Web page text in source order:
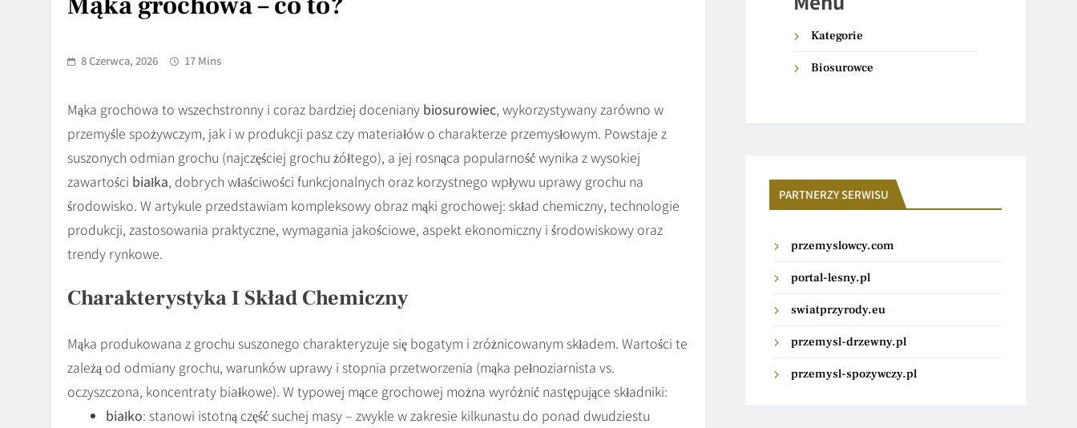
8 Czerwca, 2026 17 Mins
Mąka grochowa to wszechstronny i coraz bardziej doceniany biosurowiec, wykorzystywany zarówno w
przemyśle spożywczym, jak i w produkcji pasz czy materiałów o charakterze przemysłowym. Powstaje z
suszonych odmian grochu (najczęściej grochu żółtego), a jej rosnąca popularność wynika z wysokiej
zawartości białka, dobrych właściwości funkcjonalnych oraz korzystnego wpływu uprawy grochu na
środowisko. W artykule przedstawiam kompleksowy obraz mąki grochowej: skład chemiczny, technologie
produkcji, zastosowania praktyczne, wymagania jakościowe, aspekt ekonomiczny i środowiskowy oraz
trendy rynkowe.
Charakterystyka I Skład Chemiczny
Mąka produkowana z grochu suszonego charakteryzuje się bogatym i zróżnicowanym składem. Wartości te
zależą od odmiany grochu, warunków uprawy i stopnia przetworzenia (mąka pełnoziarnista vs.
oczyszczona, koncentraty białkowe). W typowej mące grochowej można wyróżnić następujące składniki:
białko: stanowi istotną część suchej masy – zwykle w zakresie kilkunastu do ponad dwudziestu
Kategorie
Biosurowce
PARTNERZY SERWISU
przemyslowcy.com
portal-lesny.pl
swiatprzyrody.eu
przemysl-drzewny.pl
przemysl-spozywczy.pl